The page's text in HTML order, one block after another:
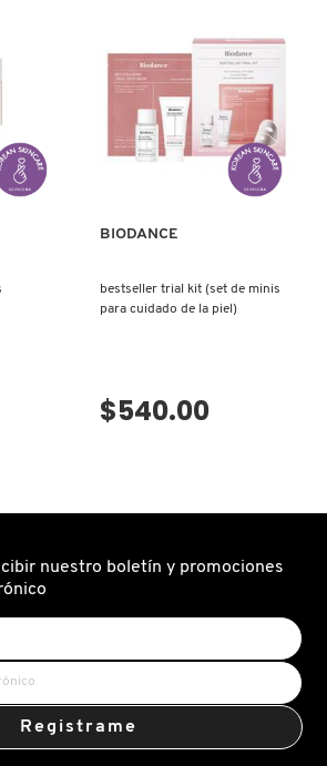
VISTA RÁPIDA
BIODANCE
bestseller trial kit (set de minis
para cuidado de la piel)
$540.00
nuestro boletín y promociones
Registrame